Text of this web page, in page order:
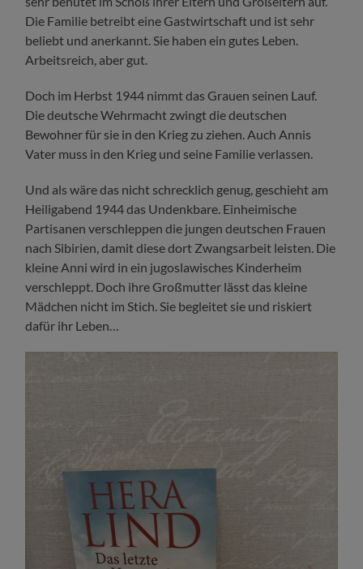
Die Familie betreibt eine Gastwirtschaft und ist sehr
beliebt und anerkannt. Sie haben ein gutes Leben.
Arbeitsreich, aber gut.
Doch im Herbst 1944 nimmt das Grauen seinen Lauf.
Die deutsche Wehrmacht zwingt die deutschen
Bewohner für sie in den Krieg zu ziehen. Auch Annis
Vater muss in den Krieg und seine Familie verlassen.
Und als wäre das nicht schrecklich genug, geschieht am
Heiligabend 1944 das Undenkbare. Einheimische
Partisanen verschleppen die jungen deutschen Frauen
nach Sibirien, damit diese dort Zwangsarbeit leisten. Die
kleine Anni wird in ein jugoslawisches Kinderheim
verschleppt. Doch ihre Großmutter lässt das kleine
Mädchen nicht im Stich. Sie begleitet sie und riskiert
dafür ihr Leben…